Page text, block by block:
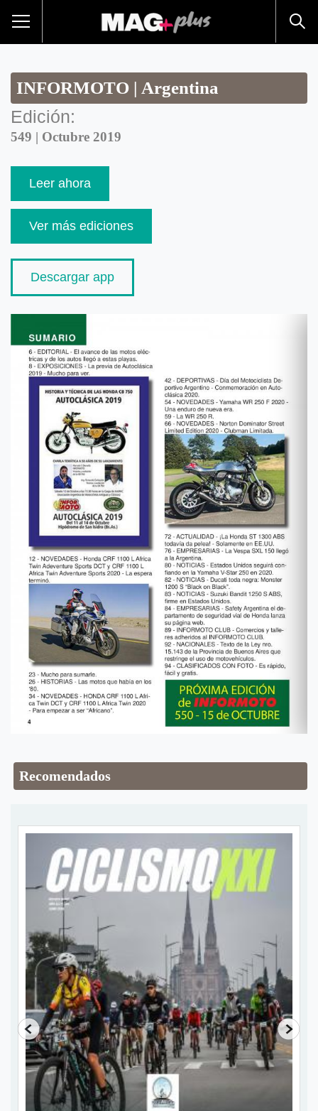
INFORMOTO | Argentina
Edición:
549 | Octubre 2019
Leer ahora
Ver más ediciones
Descargar app
Recomendados